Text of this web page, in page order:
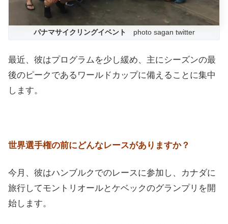
パナマサイクリングイベント photo sagan twitter
最近、彼はプログラムを少し緩め、主にシーズンの最
後のピークであるワールドカップに備えることに集中
します。
世界選手権の前にどんなレースがありますか？
今月、彼はハンブルクでのレースに参加し、カナダに
旅行してモントリオールとケベックのグランプリを開
始します。